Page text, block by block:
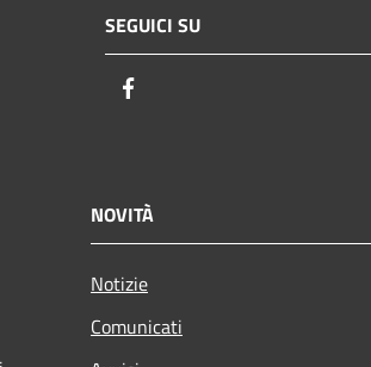
SEGUICI SU
NOVITÀ
Notizie
Comunicati